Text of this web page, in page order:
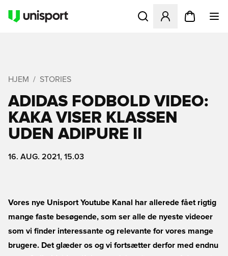
Åbner en Modal til at
HJEM STORIES
ADIDAS FODBOLD VIDEO:
KAKA VISER KLASSEN
UDEN ADIPURE II
16. AUG. 2021, 15.03
Vores nye Unisport Youtube Kanal
har allerede fået rigtig
mange faste besøgende, som ser alle de nyeste videoer
som vi finder interessante og relevante for vores mange
brugere. Det glæder os og vi fortsætter derfor med endnu